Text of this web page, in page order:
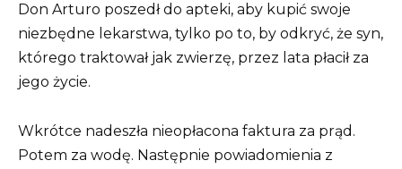
Don Arturo poszedł do apteki, aby kupić swoje
niezbędne lekarstwa, tylko po to, by odkryć, że syn,
którego traktował jak zwierzę, przez lata płacił za
jego życie.
Wkrótce nadeszła nieopłacona faktura za prąd.
Potem za wodę. Następnie powiadomienia z